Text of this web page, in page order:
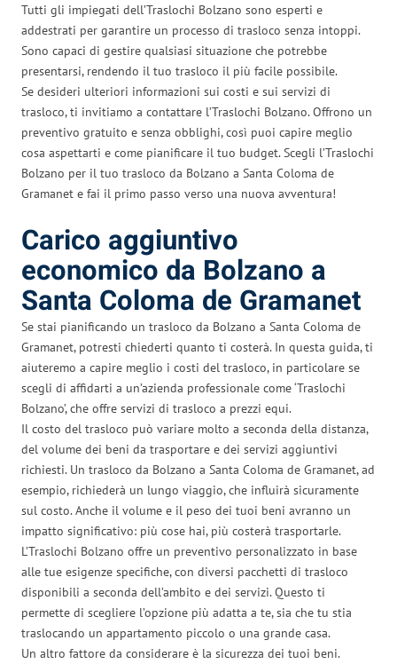
Tutti gli impiegati dell’Traslochi Bolzano sono esperti e
addestrati per garantire un processo di trasloco senza intoppi.
Sono capaci di gestire qualsiasi situazione che potrebbe
presentarsi, rendendo il tuo trasloco il più facile possibile.
Se desideri ulteriori informazioni sui costi e sui servizi di
trasloco, ti invitiamo a contattare l’Traslochi Bolzano. Offrono un
preventivo gratuito e senza obblighi, così puoi capire meglio
cosa aspettarti e come pianificare il tuo budget. Scegli l’Traslochi
Bolzano per il tuo trasloco da Bolzano a Santa Coloma de
Gramanet e fai il primo passo verso una nuova avventura!
Carico aggiuntivo
economico da Bolzano a
Santa Coloma de Gramanet
Se stai pianificando un trasloco da Bolzano a Santa Coloma de
Gramanet, potresti chiederti quanto ti costerà. In questa guida, ti
aiuteremo a capire meglio i costi del trasloco, in particolare se
scegli di affidarti a un’azienda professionale come ‘Traslochi
Bolzano’, che offre servizi di trasloco a prezzi equi.
Il costo del trasloco può variare molto a seconda della distanza,
del volume dei beni da trasportare e dei servizi aggiuntivi
richiesti. Un trasloco da Bolzano a Santa Coloma de Gramanet, ad
esempio, richiederà un lungo viaggio, che influirà sicuramente
sul costo. Anche il volume e il peso dei tuoi beni avranno un
impatto significativo: più cose hai, più costerà trasportarle.
L’Traslochi Bolzano offre un preventivo personalizzato in base
alle tue esigenze specifiche, con diversi pacchetti di trasloco
disponibili a seconda dell’ambito e dei servizi. Questo ti
permette di scegliere l’opzione più adatta a te, sia che tu stia
traslocando un appartamento piccolo o una grande casa.
Un altro fattore da considerare è la sicurezza dei tuoi beni.